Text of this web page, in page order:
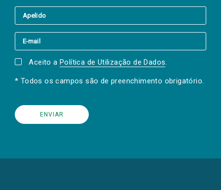
Aceito a Política de Utilização de Dados.
* Todos os campos são de preenchimento obrigatório.